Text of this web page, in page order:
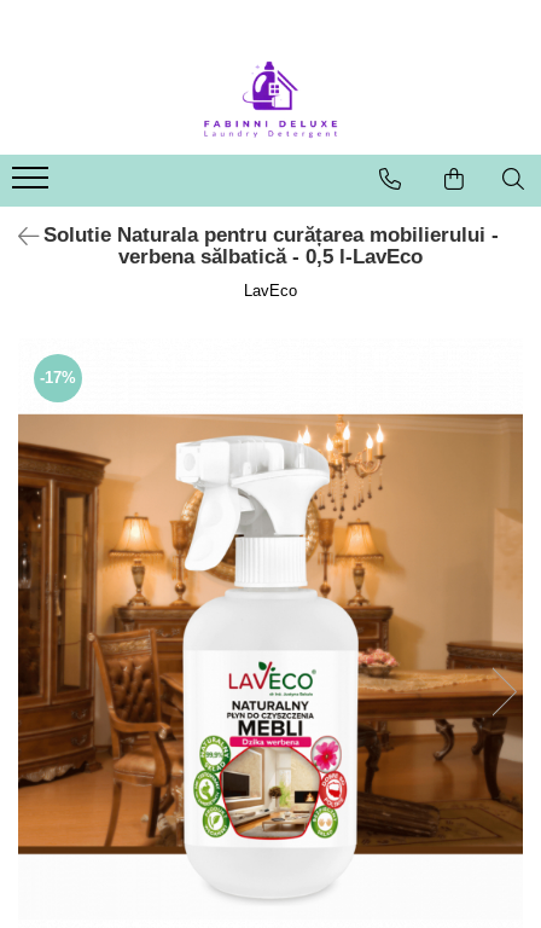
Solutie Naturala pentru curățarea mobilierului -
verbena sălbatică - 0,5 l-LavEco
LavEco
-17%